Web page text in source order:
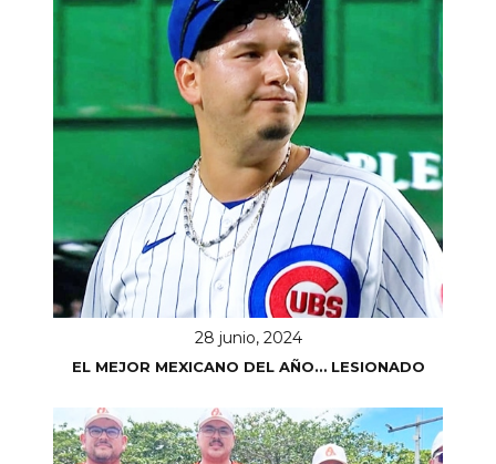
28 junio, 2024
EL MEJOR MEXICANO DEL AÑO… LESIONADO